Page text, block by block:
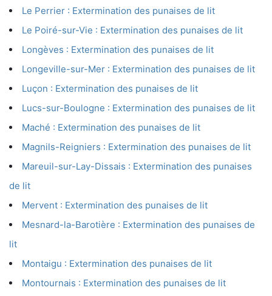
Le Perrier : Extermination des punaises de lit
Le Poiré-sur-Vie : Extermination des punaises de lit
Longèves : Extermination des punaises de lit
Longeville-sur-Mer : Extermination des punaises de lit
Luçon : Extermination des punaises de lit
Lucs-sur-Boulogne : Extermination des punaises de lit
Maché : Extermination des punaises de lit
Magnils-Reigniers : Extermination des punaises de lit
Mareuil-sur-Lay-Dissais : Extermination des punaises
de lit
Mervent : Extermination des punaises de lit
Mesnard-la-Barotière : Extermination des punaises de
lit
Montaigu : Extermination des punaises de lit
Montournais : Extermination des punaises de lit